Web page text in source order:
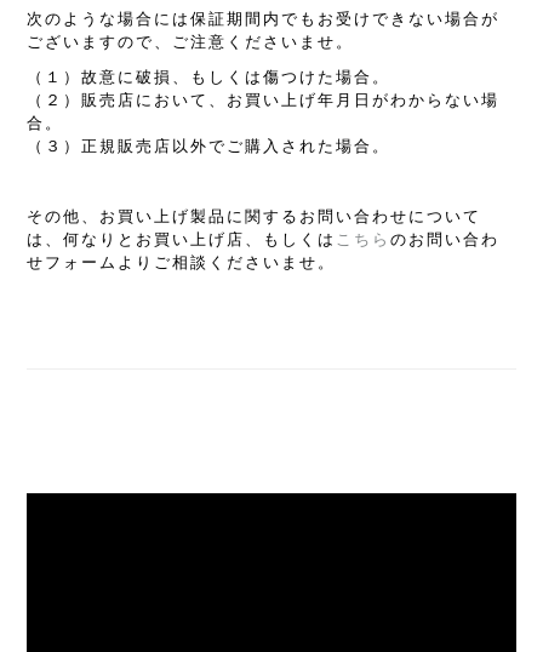
次のような場合には保証期間内でもお受けできない場合が
ございますので、ご注意くださいませ。
（１）故意に破損、もしくは傷つけた場合。
（２）販売店において、お買い上げ年月日がわからない場
合。
（３）正規販売店以外でご購入された場合。
その他、お買い上げ製品に関するお問い合わせについて
は、何なりとお買い上げ店、もしくは こちらのお問い合わ
せフォームよりご相談くださいませ。